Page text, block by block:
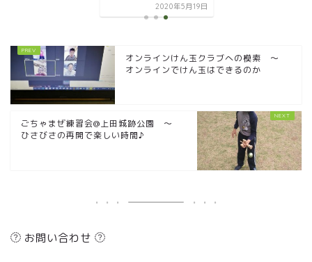
2020年5月19日
オンラインけん玉クラブへの模索 ～
オンラインでけん玉はできるのか
ごちゃまぜ練習会@上田城跡公園 ～
ひさびさの再開で楽しい時間♪
お問い合わせ